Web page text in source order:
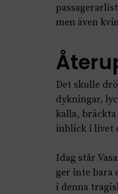
men även
Det skulle
dykningar,
kalla,
inblick i livet
Idag står
ger inte bara
i denna